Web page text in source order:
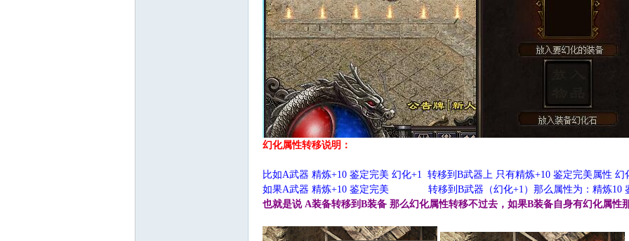
幻化属性转移说明：
比如A武器 精炼+10 鉴定完美 幻化+1 转移到B武器上 只有精炼+10 鉴定完美属性 幻
如果A武器 精炼+10 鉴定完美 转移到B武器（幻化+1）那么属性为：精炼10
也就是说 A装备转移到B装备 那么幻化属性转移不过去，如果B装备自身有幻化属性